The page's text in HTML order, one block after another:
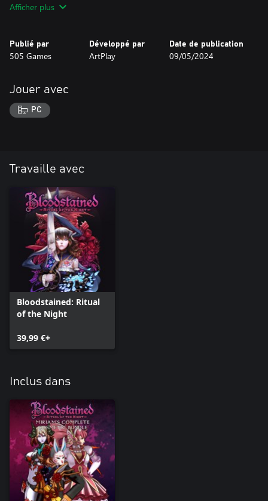
* Invocation Bu-chan (FRAGMENT)
Afficher plus
Publié par
505 Games
Développé par
ArtPlay
Date de publication
09/05/2024
Jouer avec
PC
Travaille avec
Bloodstained: Ritual
of the Night
39,99 €+
Inclus dans